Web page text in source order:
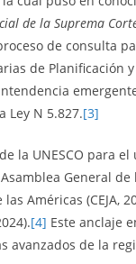
de la Suprema
de consulta
de Planificación y
Ley N 5.827.[3]
la UNESCO para el
General de
Américas (CEJA,
[4] Este anclaje
avanzados de la